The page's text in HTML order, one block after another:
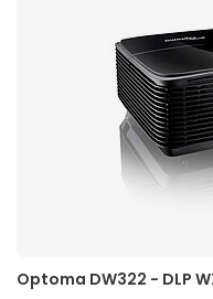
Optoma DW322 - DLP